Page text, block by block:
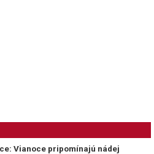
Vianoce pripomínajú nádej